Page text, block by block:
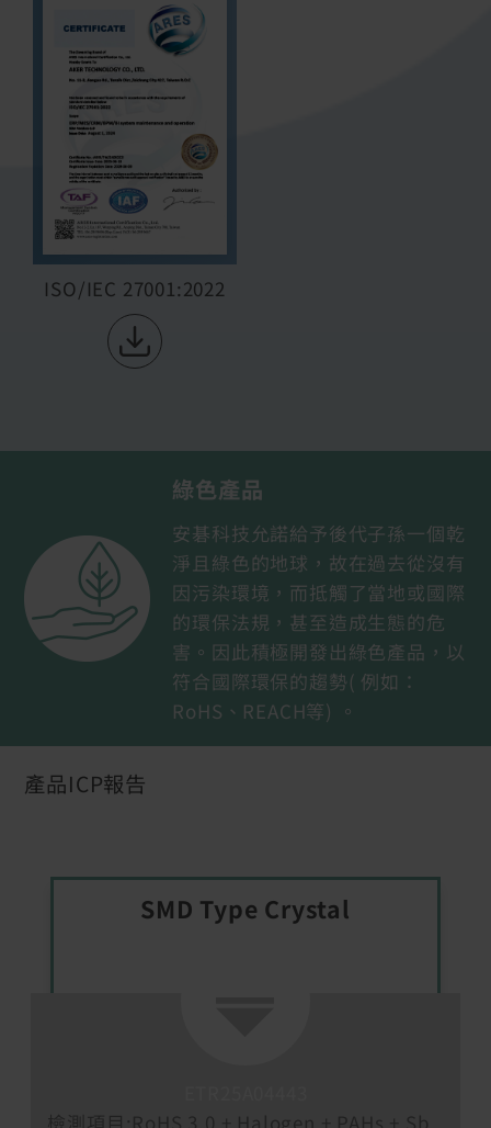
ISO/IEC 27001:2022
綠色產品
安碁科技允諾給予後代子孫一個乾
淨且綠色的地球，故在過去從沒有
因污染環境，而抵觸了當地或國際
的環保法規，甚至造成生態的危
害。因此積極開發出綠色產品，以
符合國際環保的趨勢( 例如：
RoHS、REACH等) 。
產品ICP報告
SMD Type Crystal
檢測項目:RoHS 3.0 + Halogen + PAHs + Sb